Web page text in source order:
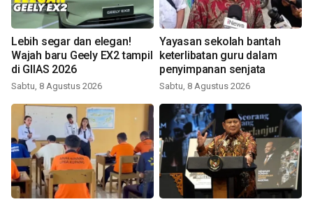
Lebih segar dan elegan!
Wajah baru Geely EX2 tampil
di GIIAS 2026
Sabtu, 8 Agustus 2026
Yayasan sekolah bantah
keterlibatan guru dalam
penyimpanan senjata
Sabtu, 8 Agustus 2026